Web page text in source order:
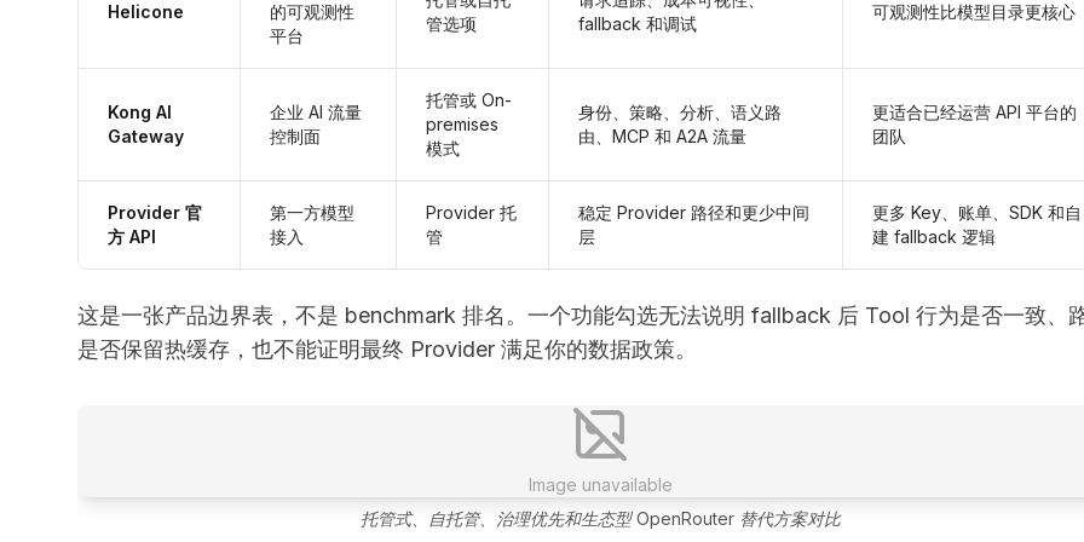
Helicone
的可观测性
平台
管选项
fallback 和调试
可观测性比模型目录更核心
Kong AI
Gateway
企业 AI 流量
控制面
托管或 On-
premises
模式
身份、策略、分析、语义路
由、MCP 和 A2A 流量
更适合已经运营 API 平台的
团队
Provider 官
方 API
第一方模型
接入
Provider 托
管
稳定 Provider 路径和更少中间
层
更多 Key、账单、SDK 和自
建 fallback 逻辑
这是一张产品边界表，不是 benchmark 排名。一个功能勾选无法说明 fallback 后 Tool 行为是否一致、
是否保留热缓存，也不能证明最终 Provider 满足你的数据政策。
Image unavailable
托管式、自托管、治理优先和生态型 OpenRouter 替代方案对比